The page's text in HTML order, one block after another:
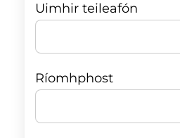
Uimhir teileafón
Ríomhphost